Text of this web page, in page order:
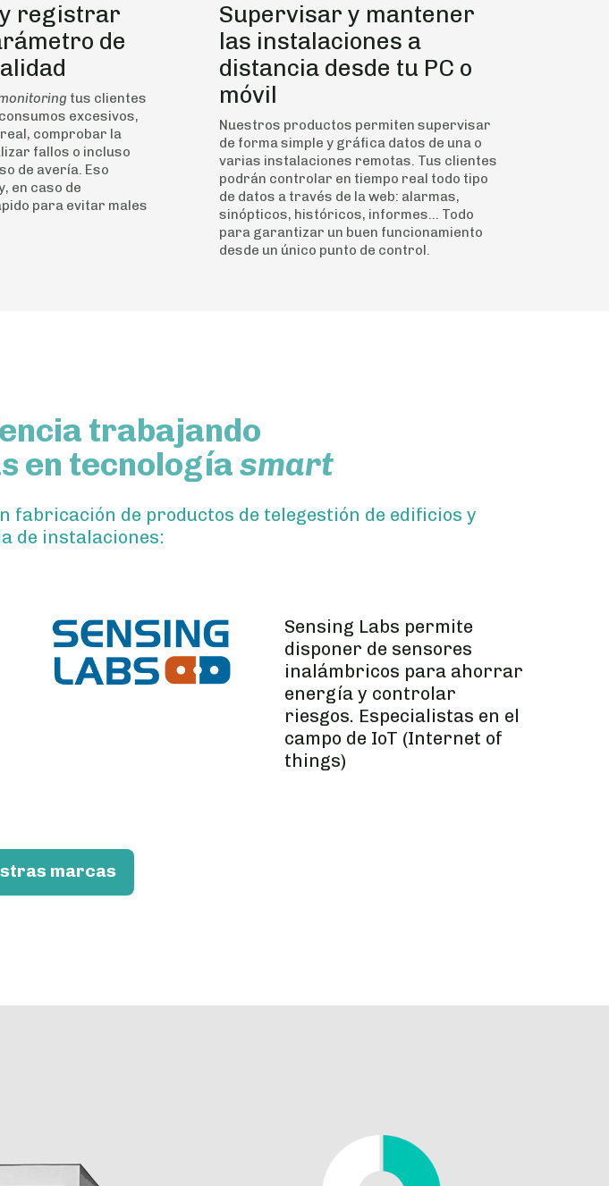
registrar
de
tus clientes
excesivos,
comprobar la
fallos o incluso
de avería. Eso
en caso de
para evitar males
Supervisar y mantener
las instalaciones a
distancia desde tu PC o
móvil
Nuestros productos permiten supervisar
de forma simple y gráfica datos de una o
varias instalaciones remotas. Tus clientes
podrán controlar en tiempo real todo tipo
de datos a través de la web: alarmas,
sinópticos, históricos, informes… Todo
para garantizar un buen funcionamiento
desde un único punto de control.
trabajando
en tecnologíasmart
fabricación de productos de telegestión de edificios y
de instalaciones:
Sensing Labs permite
disponer de sensores
inalámbricos para ahorrar
energía y controlar
riesgos. Especialistas en el
campo de IoT (Internet of
things)
marcas